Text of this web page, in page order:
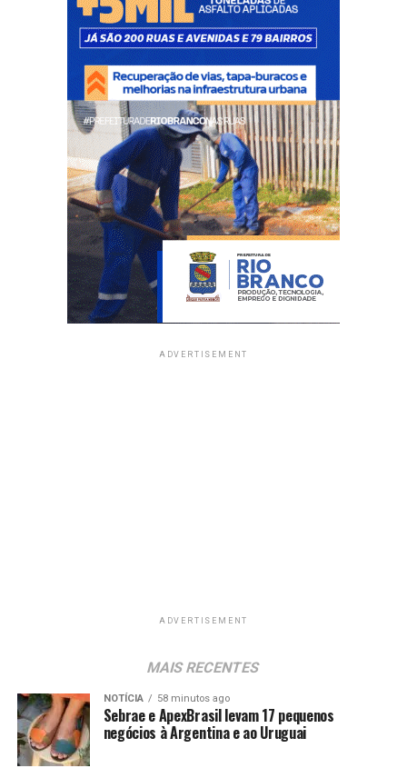
ADVERTISEMENT
ADVERTISEMENT
MAIS RECENTES
NOTÍCIA 58 minutos ago
Sebrae e ApexBrasil levam 17 pequenos
negócios à Argentina e ao Uruguai